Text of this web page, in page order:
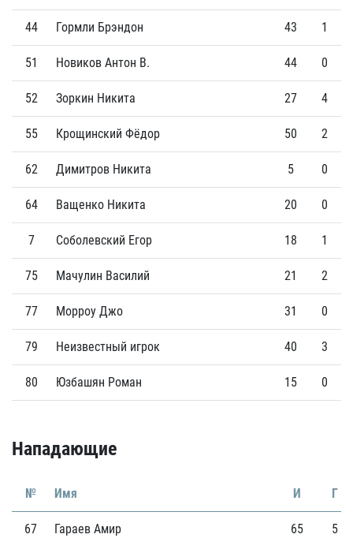
44 Гормли Брэндон 43 1
51 Новиков Антон В. 44 0
52 Зоркин Никита 27 4
55 Крощинский Фёдор 50 2
62 Димитров Никита 5 0
64 Ващенко Никита 20 0
7 Соболевский Егор 18 1
75 Мачулин Василий 21 2
77 Морроу Джо 31 0
79 Неизвестный игрок 40 3
80 Юзбашян Роман 15 0
Нападающие
№ Имя И Г
67 Гараев Амир 65 5